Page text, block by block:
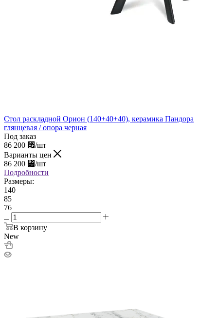
Стол раскладной Орион (140+40+40), керамика Пандора
глянцевая / опора черная
Под заказ
86 200 ⃏/шт
Варианты цен
86 200 ⃏/шт
Подробности
Размеры:
140
85
76
В корзину
New